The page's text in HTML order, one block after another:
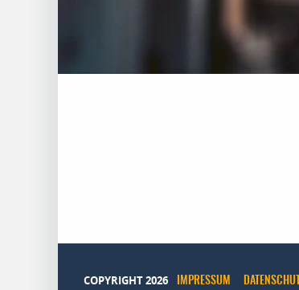
COPYRIGHT 2026 IMPRESSUM